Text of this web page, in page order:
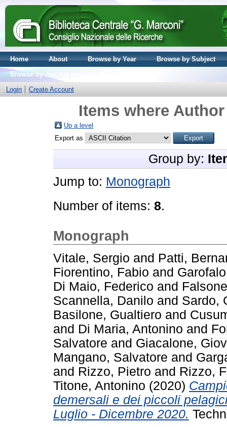
Home About Browse by Year
Browse by Subject
Browse by Journal volume
Login
Create Account
Items where
Up a level
Export as
Group by:
Jump to: Monograph
Number of items: 8.
Monograph
Vitale, Sergio and Patti,
Fiorentino, Fabio and
Di Maio, Federico and
Scannella, Danilo and Sardo,
Basilone, Gualtiero and
and Di Maria, Antonino and
Salvatore and Giacalone,
Mangano, Salvatore and
and Rizzo, Pietro and Rizzo,
Titone, Antonino (2020)
demersali e dei piccoli
Luglio - Dicembre 2020.